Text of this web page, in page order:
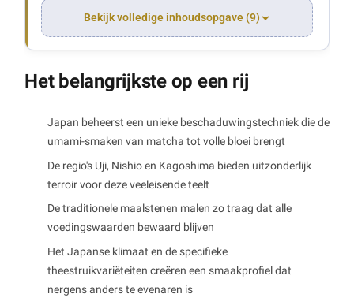
Bekijk volledige inhoudsopgave (9)
Het belangrijkste op een rij
Japan beheerst een unieke beschaduwingstechniek die de
umami-smaken van matcha tot volle bloei brengt
De regio's Uji, Nishio en Kagoshima bieden uitzonderlijk
terroir voor deze veeleisende teelt
De traditionele maalstenen malen zo traag dat alle
voedingswaarden bewaard blijven
Het Japanse klimaat en de specifieke
theestruikvariëteiten creëren een smaakprofiel dat
nergens anders te evenaren is